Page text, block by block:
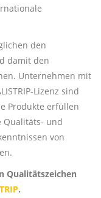
den
damit den
Unternehmen mit
Lizenz sind
Produkte erfüllen
Qualitäts- und
von
Qualitätszeichen
.